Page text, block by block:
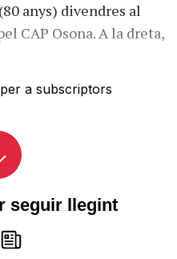
anys) divendres al
CAP Osona. A la dreta,
a subscriptors